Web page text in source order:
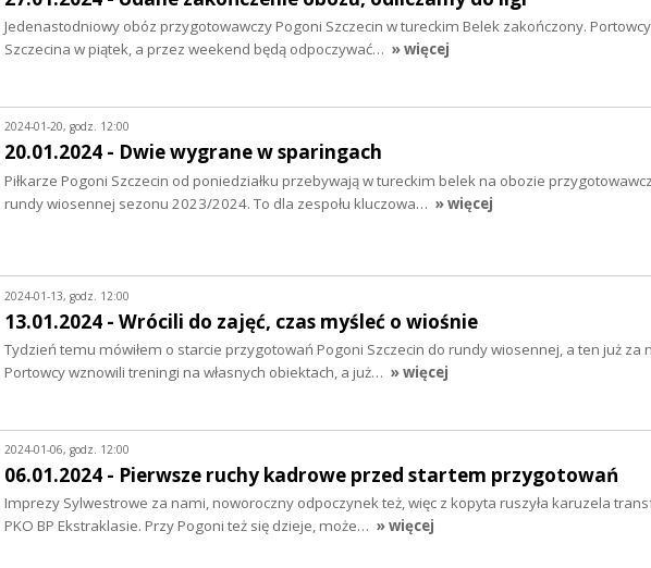
Jedenastodniowy obóz przygotowawczy Pogoni Szczecin w tureckim Belek zakończony.
Szczecina w piątek, a przez weekend będą odpoczywać… » więcej
2024-01-20, godz. 12:00
20.01.2024 - Dwie wygrane w sparingach
Piłkarze Pogoni Szczecin od poniedziałku przebywają w tureckim belek na obozie
rundy wiosennej sezonu 2023/2024. To dla zespołu kluczowa… » więcej
2024-01-13, godz. 12:00
13.01.2024 - Wrócili do zajęć, czas myśleć o wiośnie
Tydzień temu mówiłem o starcie przygotowań Pogoni Szczecin do rundy wiosennej, a ten już za
Portowcy wznowili treningi na własnych obiektach, a już… » więcej
2024-01-06, godz. 12:00
06.01.2024 - Pierwsze ruchy kadrowe przed startem przygotowań
Imprezy Sylwestrowe za nami, noworoczny odpoczynek też, więc z kopyta ruszyła karuzela
PKO BP Ekstraklasie. Przy Pogoni też się dzieje, może… » więcej